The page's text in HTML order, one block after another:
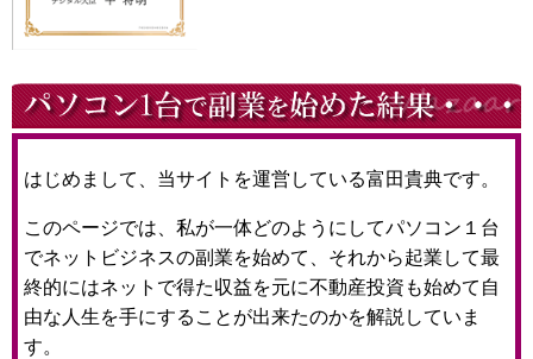
はじめまして、当サイトを運営している富田貴典です。
このページでは、私が一体どのようにしてパソコン１台
でネットビジネスの副業を始めて、それから起業して最
終的にはネットで得た収益を元に不動産投資も始めて自
由な人生を手にすることが出来たのかを解説していま
す。